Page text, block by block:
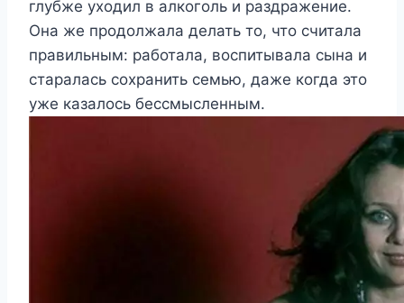
глубже уходил в алкоголь и раздражение.
Она же продолжала делать то, что считала
правильным: работала, воспитывала сына и
старалась сохранить семью, даже когда это
уже казалось бессмысленным.